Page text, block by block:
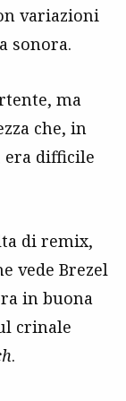
variazioni
sonora.
ma
che, in
era difficile
di remix,
vede Brezel
in buona
crinale
.